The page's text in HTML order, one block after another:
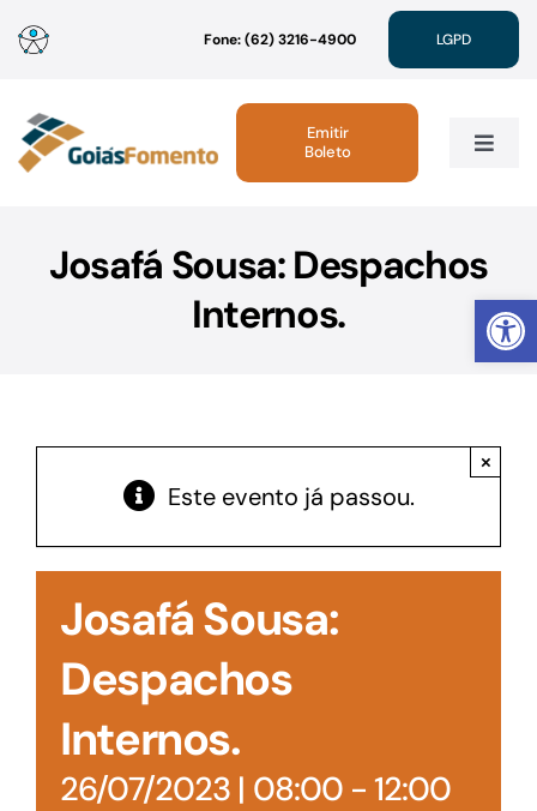
Abrir
para
conteúdo
Fone: (62) 3216-4900 LGPD
Toggle
Linhas de Crédito
Acesso à Informação
Emitir
Boleto
Josafá Sousa: Despachos
Internos.
Este evento já passou.
×
Josafá Sousa:
Despachos
Internos.
26/07/2023 | 08:00- 12:00